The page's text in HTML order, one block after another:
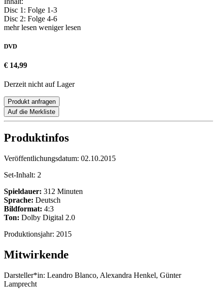
Disc 1: Folge 1-3
Disc 2: Folge 4-6
mehr lesen weniger lesen
DVD
€ 14,99
Derzeit nicht auf Lager
Produkt anfragen
Auf die Merkliste
Produktinfos
Veröffentlichungsdatum: 02.10.2015
Set-Inhalt: 2
Spieldauer: 312 Minuten
Sprache: Deutsch
Bildformat: 4:3
Ton: Dolby Digital 2.0
Produktionsjahr: 2015
Mitwirkende
Darsteller*in: Leandro Blanco, Alexandra Henkel, Günter
Lamprecht